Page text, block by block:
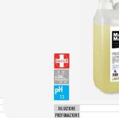
DILUIZIONE
PROFUMAZIONE
13